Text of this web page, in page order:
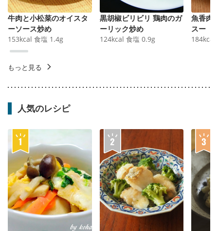
牛肉と小松菜のオイスタ
ーソース炒め
153kcal 食塩 1.4g
黒胡椒ビリビリ 鶏肉のガ
ーリック炒め
124kcal 食塩 0.9g
魚香肉
スー
184kcal
もっと見る
人気のレシピ